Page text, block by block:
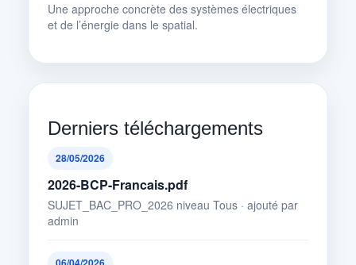
Une approche concrète des systèmes électriques
et de l’énergie dans le spatial.
Derniers téléchargements
28/05/2026
2026-BCP-Francais.pdf
SUJET_BAC_PRO_2026 niveau Tous · ajouté par
admin